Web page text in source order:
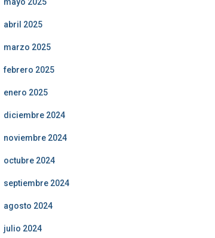
abril 2025
marzo 2025
febrero 2025
enero 2025
diciembre 2024
noviembre 2024
octubre 2024
septiembre 2024
agosto 2024
julio 2024